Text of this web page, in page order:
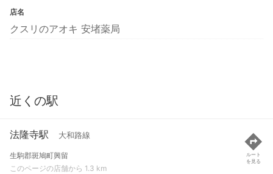
店名
クスリのアオキ 安堵薬局
近くの駅
法隆寺駅 大和路線
生駒郡斑鳩町興留
このページの店舗から 1.3 km
ルート
を見る